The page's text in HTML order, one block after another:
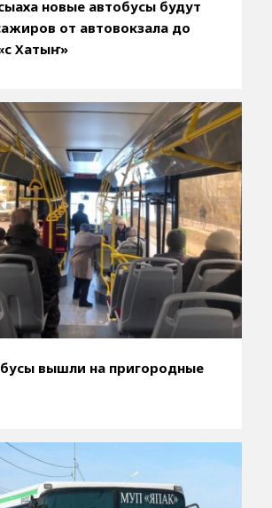
новые автобусы будут
от автовокзала до
Хатыҥ»
вышли на пригородные